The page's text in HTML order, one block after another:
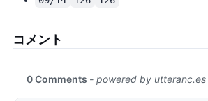
コメント